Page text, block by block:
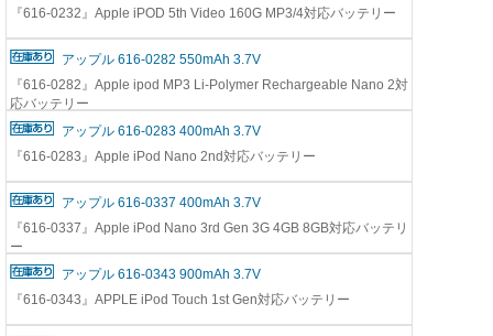
『616-0232』Apple iPOD 5th Video 160G MP3/4対応バッテリー
アップル 616-0282 550mAh 3.7V
『616-0282』Apple ipod MP3 Li-Polymer Rechargeable Nano 2対
応バッテリー
アップル 616-0283 400mAh 3.7V
『616-0283』Apple iPod Nano 2nd対応バッテリー
アップル 616-0337 400mAh 3.7V
『616-0337』Apple iPod Nano 3rd Gen 3G 4GB 8GB対応バッテリ
ー
アップル 616-0343 900mAh 3.7V
『616-0343』APPLE iPod Touch 1st Gen対応バッテリー